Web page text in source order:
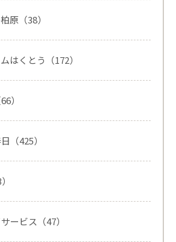
原（38）
はくとう（172）
）
（425）
ービス（47）